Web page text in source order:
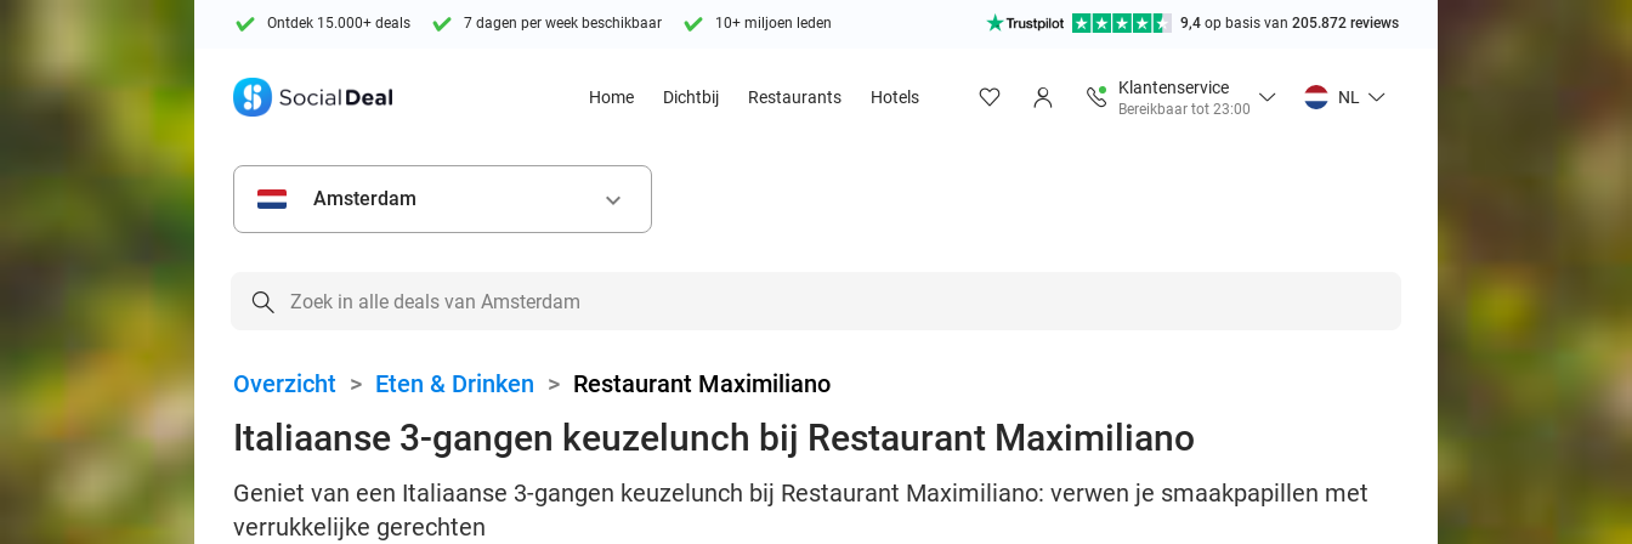
Ontdek 15.000+ deals 7 dagen per week beschikbaar 10+ miljoen leden 9,4 op basis van 205.872 reviews
Home Dichtbij Restaurants Hotels
Klantenservice
Bereikbaar tot 23:00
NL
Amsterdam keyboard_arrow_down
Overzicht > Eten & Drinken > Restaurant Maximiliano
Italiaanse 3-gangen keuzelunch bij Restaurant Maximiliano
Geniet van een Italiaanse 3-gangen keuzelunch bij Restaurant Maximiliano: verwen je smaakpapillen met
verrukkelijke gerechten